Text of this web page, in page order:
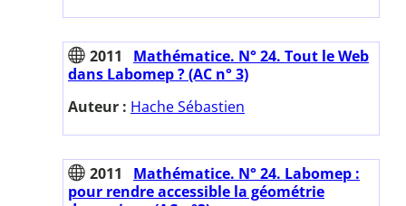
2011
Mathématice. N° 24. Tout le Web
dans Labomep ? (AC n° 3)
Auteur : Hache Sébastien
2011
Mathématice. N° 24. Labomep :
pour rendre accessible la géométrie